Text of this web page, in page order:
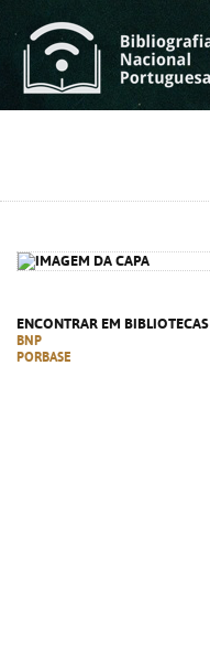
ENCONTRAR EM BIBLIOTECAS
BNP
PORBASE